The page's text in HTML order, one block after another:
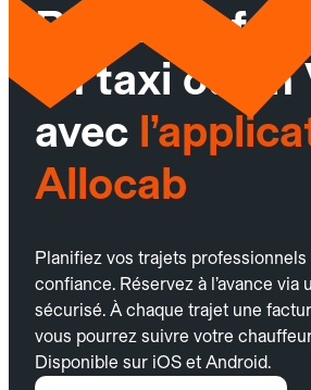
Réservez
un taxi ou
avec
Allocab
Planifiez vos trajets
confiance. Réservez à l’avance via
sécurisé. À chaque trajet une
vous pourrez suivre votre
Disponible sur iOS et Android.